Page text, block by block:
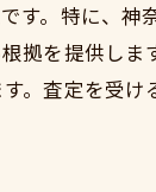
す。特に、神
拠を提供し
。査定を受け